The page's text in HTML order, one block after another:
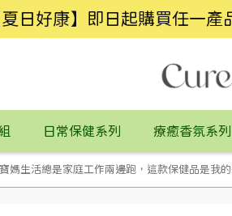
夏日好康】即日起購買任一
日常保健系列 療癒香氛系列
媽生活總是家庭工作兩邊跑，這款保健品是我的